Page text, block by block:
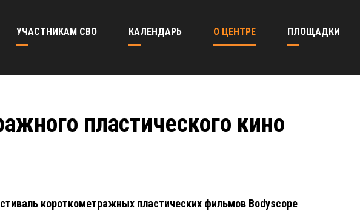
УЧАСТНИКАМ СВО КАЛЕНДАРЬ О ЦЕНТРЕ ПЛОЩАДКИ
пластического кино
короткометражных пластических фильмов Bodyscope